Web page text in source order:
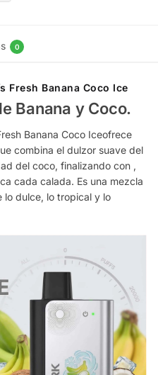
0
Fresh Banana Coco Ice
Banana y Coco.
Banana Coco Iceofrece
combina el dulzor suave del
del coco, finalizando con ,
cada calada. Es una mezcla
lo dulce, lo tropical y lo